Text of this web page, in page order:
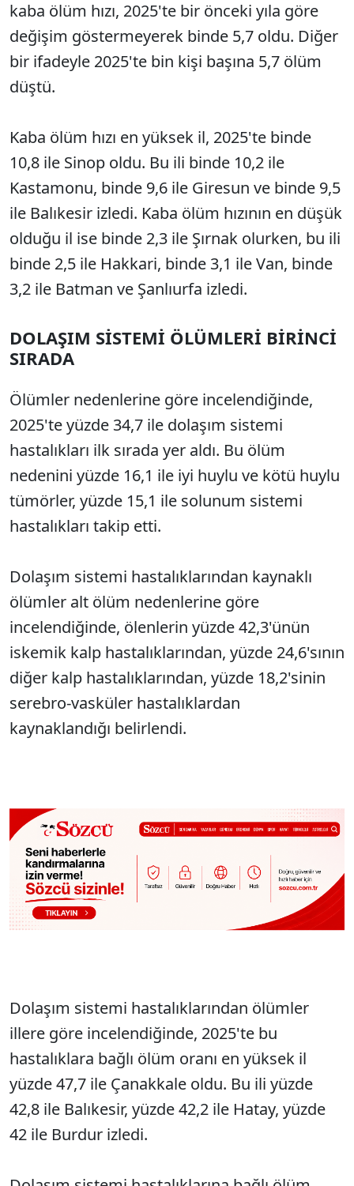
kaba ölüm hızı, 2025'te bir önceki yıla göre
değişim göstermeyerek binde 5,7 oldu. Diğer
bir ifadeyle 2025'te bin kişi başına 5,7 ölüm
düştü.
Kaba ölüm hızı en yüksek il, 2025'te binde
10,8 ile Sinop oldu. Bu ili binde 10,2 ile
Kastamonu, binde 9,6 ile Giresun ve binde 9,5
ile Balıkesir izledi. Kaba ölüm hızının en düşük
olduğu il ise binde 2,3 ile Şırnak olurken, bu ili
binde 2,5 ile Hakkari, binde 3,1 ile Van, binde
3,2 ile Batman ve Şanlıurfa izledi.
DOLAŞIM SİSTEMİ ÖLÜMLERİ BİRİNCİ
SIRADA
Ölümler nedenlerine göre incelendiğinde,
2025'te yüzde 34,7 ile dolaşım sistemi
hastalıkları ilk sırada yer aldı. Bu ölüm
nedenini yüzde 16,1 ile iyi huylu ve kötü huylu
tümörler, yüzde 15,1 ile solunum sistemi
hastalıkları takip etti.
Dolaşım sistemi hastalıklarından kaynaklı
ölümler alt ölüm nedenlerine göre
incelendiğinde, ölenlerin yüzde 42,3'ünün
iskemik kalp hastalıklarından, yüzde 24,6'sının
diğer kalp hastalıklarından, yüzde 18,2'sinin
serebro-vasküler hastalıklardan
kaynaklandığı belirlendi.
Dolaşım sistemi hastalıklarından ölümler
illere göre incelendiğinde, 2025'te bu
hastalıklara bağlı ölüm oranı en yüksek il
yüzde 47,7 ile Çanakkale oldu. Bu ili yüzde
42,8 ile Balıkesir, yüzde 42,2 ile Hatay, yüzde
42 ile Burdur izledi.